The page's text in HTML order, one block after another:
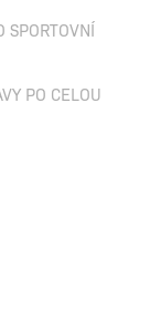
SPORTOVNÍ
PO CELOU